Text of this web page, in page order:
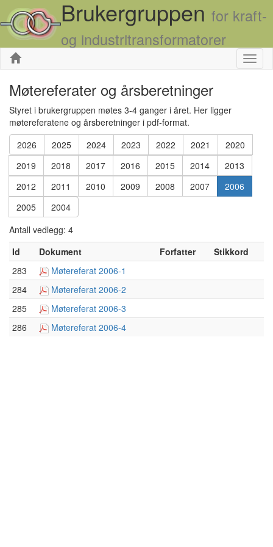
Brukergruppen for kraft-
og industritransformatorer
Skjul
Møtereferater og årsberetninger
Styret i brukergruppen møtes 3-4 ganger i året. Her ligger
møtereferatene og årsberetninger i pdf-format.
2026
2025 2024 2023 2022 2021
2020
2019
2018 2017 2016 2015 2014
2013
2012
2011 2010 2009 2008 2007
2006
2005
2004
Antall vedlegg: 4
Id
Dokument Forfatter
Stikkord
283
Møtereferat 2006-1
284
Møtereferat 2006-2
285
Møtereferat 2006-3
286
Møtereferat 2006-4